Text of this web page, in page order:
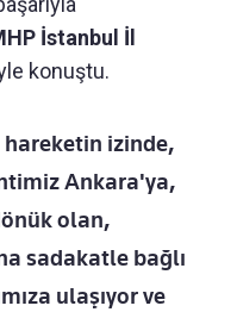
İstanbul İl
konuştu.
izinde,
Ankara'ya,
olan,
sadakatle bağlı
ulaşıyor ve